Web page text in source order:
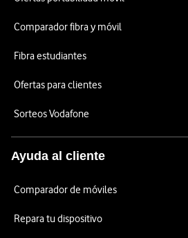
Comparador fibra y móvil
Fibra estudiantes
Ofertas para clientes
Sorteos Vodafone
Ayuda al cliente
Comparador de móviles
Repara tu dispositivo